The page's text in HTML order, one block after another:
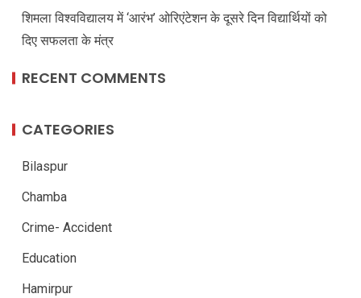
शिमला विश्वविद्यालय में ‘आरंभ’ ओरिएंटेशन के दूसरे दिन विद्यार्थियों को
दिए सफलता के मंत्र
RECENT COMMENTS
CATEGORIES
Bilaspur
Chamba
Crime- Accident
Education
Hamirpur